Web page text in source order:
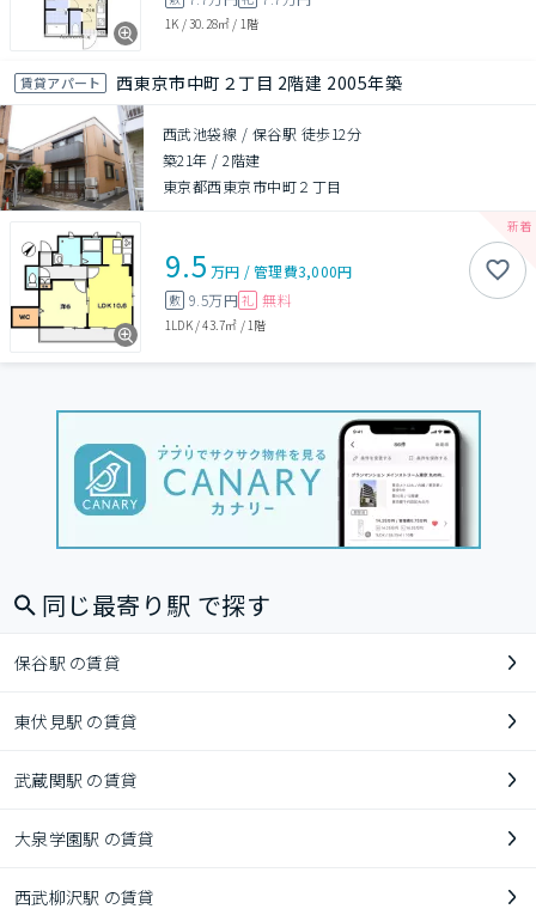
1K /30.28㎡ / 1階
賃貸アパート 西東京市中町２丁目 2階建 2005年築
西武池袋線 / 保谷駅 徒歩12分
築21年 /2階建
東京都西東京市中町２丁目
9.5 万円 /管理費3,000円
敷 9.5万円 礼 無料
1LDK/43.7㎡ / 1階
同じ最寄り駅 で探す
保谷駅 の賃貸
東伏見駅 の賃貸
武蔵関駅 の賃貸
大泉学園駅 の賃貸
西武柳沢駅 の賃貸